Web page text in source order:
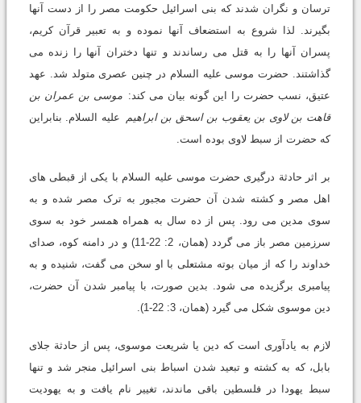
ترسان و نگران شدند که بنی اسرائیل حکومت مصر را از دست آنها
بگیرند. لذا شروع به استضعاف آنها نموده و به تعبیر قرآن کریم،
پسران آنها را به قتل می رساندند و تنها دختران آنها را زنده می
گذاشتند. حضرت موسی علیه السلام در چنین عصری متولد شد. عهد
عتیق، نسب حضرت را این گونه بیان می کند: موسی بن عمران بن
قاهت بن لاوی بن یعقوب بن اسحق بن ابراهیم
علیه السلام. بنابراین
که حضرت از سبط لاوی بوده است.
بر اثر حادثة درگیری حضرت موسی علیه السلام با یکی از قبطی های
اهل مصر و کشته شدن آن حضرت مجبور به ترک مصر شده و به
سوی مدین می رود. پس از ده سال به همراه همسر خود به سوی
سرزمین مصر باز می گردد (همان، 2: 22-11) و در دامنه کوه، صدای
خداوند را که از میان بوته مشتعلی با او سخن می گفت، شنیده و به
پیامبری برگزیده می شود. بدین صورت، با پیامبر شدن آن حضرت،
دین موسوی شکل می گیرد (همان، 3: 22-1).
لازم به یادآوری است که دین یا شریعت موسوی، پس از حادثة جلای
بابل، که به کشته و تبعید شدن اسباط بنی اسرائیل منجر شد و تنها
سبط یهودا در فلسطین باقی ماندند، تغییر نام یافت و به یهودیت